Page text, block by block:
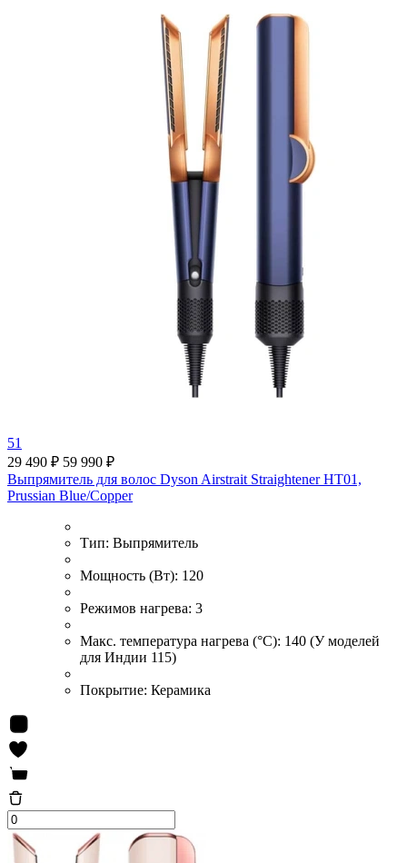
51
29 490 ₽ 59 990 ₽
Выпрямитель для волос Dyson Airstrait Straightener HT01,
Prussian Blue/Copper
Тип: Выпрямитель
Мощность (Вт): 120
Режимов нагрева: 3
Макс. температура нагрева (°С): 140 (У моделей
для Индии 115)
Покрытие: Керамика